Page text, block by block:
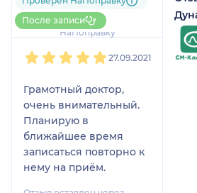
1 отзыв
До 5 записей через
НаПоправку
После записи
27.09.2021
Грамотный доктор,
очень внимательный.
Планирую в
ближайшее время
записаться повторно к
нему на приём.